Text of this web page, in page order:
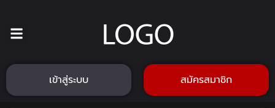
เข้าสู่ระบบ สมัครสมาชิก